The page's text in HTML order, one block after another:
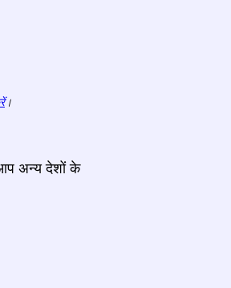
।
अन्य देशों के